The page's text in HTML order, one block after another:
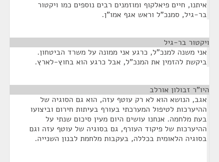
איתנו, חיים פיאלקוף ומוזמנים רבים נוספים כמו ויקטור
בר-גיל, סמנכ"ל וראש אגף אמו"ן.
ויקטור בר-גיל
אני משנה למנכ"ל, כרגע אני ממונה על משרד הביטחון.
ביקשת להזמין את המנכ"ל, אבל כרגע הוא בחוץ-לארץ.
היו"ר זבולון אורלב
אגב, הנושא הוא לא רק עוטף עזה, הוא גם הסוגיה של
ההיערכות לטיפול המערכתי בעורף בעיתות חירום וביצועו
בעת מלחמה. אנחנו עושים היום מעין סיכום שנתי על
ההיערכות של פיקוד העורף, גם בסוגיה של עוטף עזה וגם
בסוגיה הלאומית בכללה, בעקבות מלחמת לבנון השנייה.